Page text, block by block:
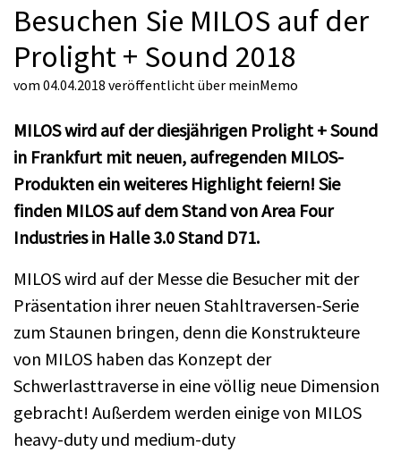
Besuchen Sie MILOS auf der
Prolight + Sound 2018
vom 04.04.2018 veröffentlicht über meinMemo
MILOS wird auf der diesjährigen Prolight + Sound
in Frankfurt mit neuen, aufregenden MILOS-
Produkten ein weiteres Highlight feiern! Sie
finden MILOS auf dem Stand von Area Four
Industries in Halle 3.0 Stand D71.
MILOS wird auf der Messe die Besucher mit der
Präsentation ihrer neuen Stahltraversen-Serie
zum Staunen bringen, denn die Konstrukteure
von MILOS haben das Konzept der
Schwerlasttraverse in eine völlig neue Dimension
gebracht! Außerdem werden einige von MILOS
heavy-duty und medium-duty